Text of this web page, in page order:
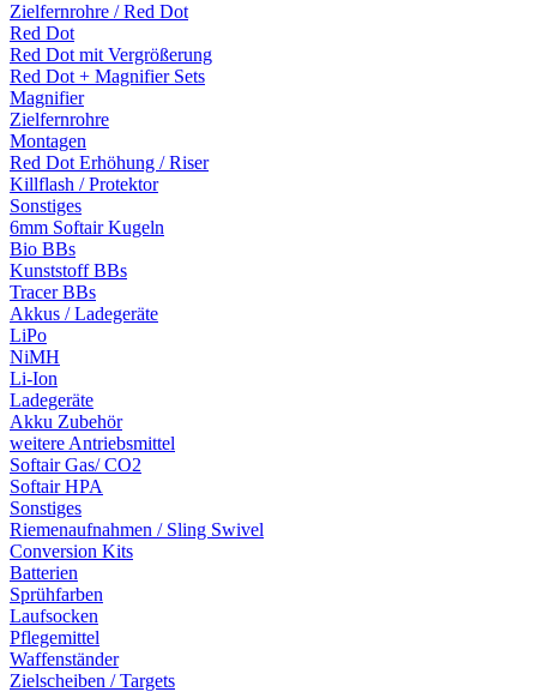
Zielfernrohre / Red Dot
Red Dot
Red Dot mit Vergrößerung
Red Dot + Magnifier Sets
Magnifier
Zielfernrohre
Montagen
Red Dot Erhöhung / Riser
Killflash / Protektor
Sonstiges
6mm Softair Kugeln
Bio BBs
Kunststoff BBs
Tracer BBs
Akkus / Ladegeräte
LiPo
NiMH
Li-Ion
Ladegeräte
Akku Zubehör
weitere Antriebsmittel
Softair Gas/ CO2
Softair HPA
Sonstiges
Riemenaufnahmen / Sling Swivel
Conversion Kits
Batterien
Sprühfarben
Laufsocken
Pflegemittel
Waffenständer
Zielscheiben / Targets